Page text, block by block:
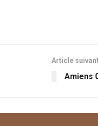
Article suivant
Amiens